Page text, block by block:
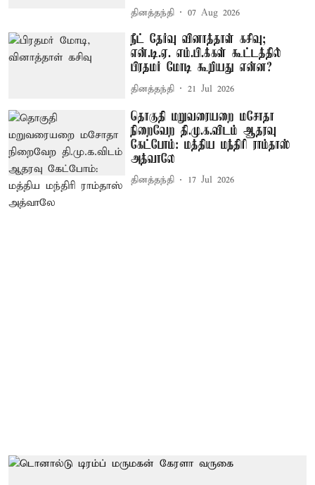
தினத்தந்தி 07 Aug 2026
நீட் தேர்வு வினாத்தாள் கசிவு;
என்.டி.ஏ. எம்.பி.க்கள் கூட்டத்தில்
பிரதமர் மோடி கூறியது என்ன?
தினத்தந்தி 21 Jul 2026
தொகுதி மறுவரையறை மசோதா
நிறைவேற தி.மு.க.விடம் ஆதரவு
கேட்போம்: மத்திய மந்திரி ராம்தாஸ்
அத்வாலே
தினத்தந்தி 17 Jul 2026